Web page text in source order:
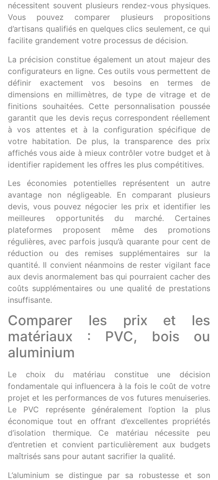
nécessitent souvent plusieurs rendez-vous physiques.
Vous pouvez comparer plusieurs propositions
d’artisans qualifiés en quelques clics seulement, ce qui
facilite grandement votre processus de décision.
La précision constitue également un atout majeur des
configurateurs en ligne. Ces outils vous permettent de
définir exactement vos besoins en termes de
dimensions en millimètres, de type de vitrage et de
finitions souhaitées. Cette personnalisation poussée
garantit que les devis reçus correspondent réellement
à vos attentes et à la configuration spécifique de
votre habitation. De plus, la transparence des prix
affichés vous aide à mieux contrôler votre budget et à
identifier rapidement les offres les plus compétitives.
Les économies potentielles représentent un autre
avantage non négligeable. En comparant plusieurs
devis, vous pouvez négocier les prix et identifier les
meilleures opportunités du marché. Certaines
plateformes proposent même des promotions
régulières, avec parfois jusqu’à quarante pour cent de
réduction ou des remises supplémentaires sur la
quantité. Il convient néanmoins de rester vigilant face
aux devis anormalement bas qui pourraient cacher des
coûts supplémentaires ou une qualité de prestations
insuffisante.
Comparer les prix et les
matériaux : PVC, bois ou
aluminium
Le choix du matériau constitue une décision
fondamentale qui influencera à la fois le coût de votre
projet et les performances de vos futures menuiseries.
Le PVC représente généralement l’option la plus
économique tout en offrant d’excellentes propriétés
d’isolation thermique. Ce matériau nécessite peu
d’entretien et convient particulièrement aux budgets
maîtrisés sans pour autant sacrifier la qualité.
L’aluminium se distingue par sa robustesse et son